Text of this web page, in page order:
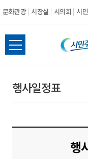
문화관광 시장실 시의회 시
전
체
뉴
열
행사일정표
행